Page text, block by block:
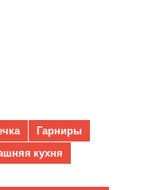
Гарниры
кухня